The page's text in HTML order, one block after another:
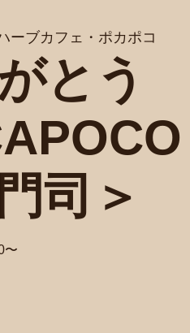
ーブカフェ・ポカポコ
とう
司＞